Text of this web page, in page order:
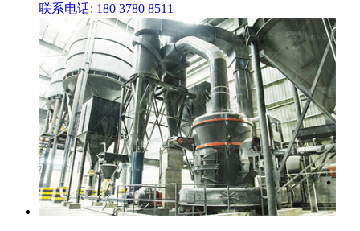
联系电话: 180 3780 8511